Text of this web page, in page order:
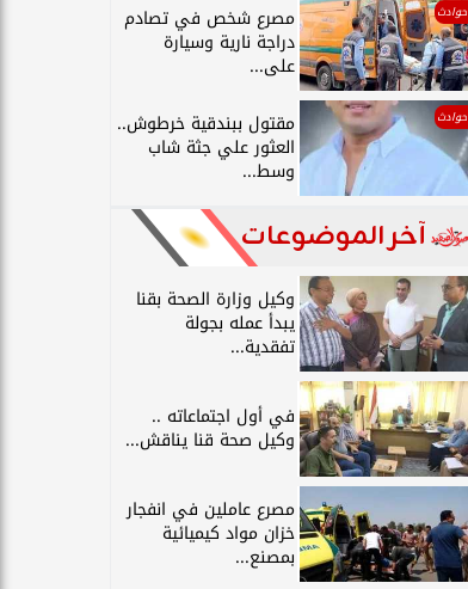
حوادث مصرع شخص في تصادم
دراجة نارية وسيارة
على...
حوادث مقتول ببندقية خرطوش..
العثور علي جثة شاب
وسط...
آخر الموضوعات
وكيل وزارة الصحة بقنا
يبدأ عمله بجولة
تفقدية...
في أول اجتماعاته ..
وكيل صحة قنا يناقش...
مصرع عاملين في انفجار
خزان مواد كيميائية
بمصنع...